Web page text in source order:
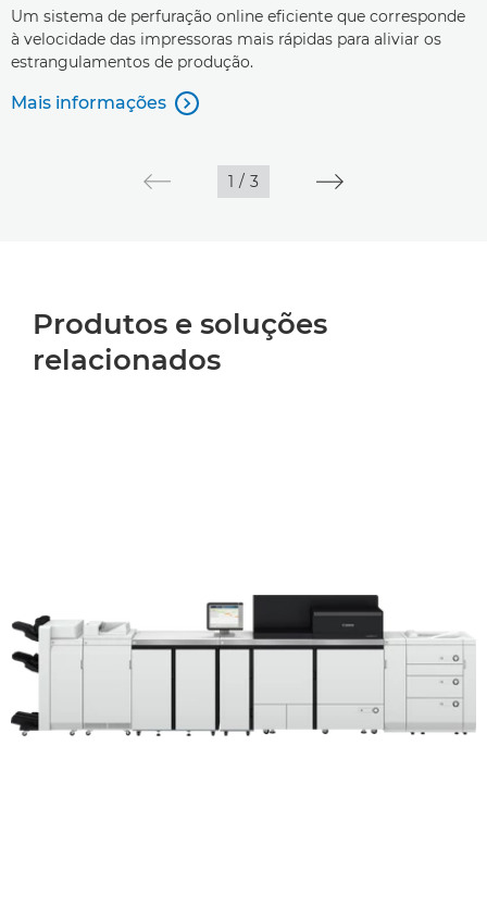
Um sistema de perfuração online eficiente que corresponde
à velocidade das impressoras mais rápidas para aliviar os
estrangulamentos de produção.
Mais informações 
1 / 3
Produtos e soluções
relacionados